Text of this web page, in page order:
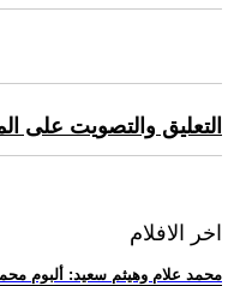
التعليق والتصويت على
اخر الافلام
.. محمد علام وهيثم سعيد: ألبوم